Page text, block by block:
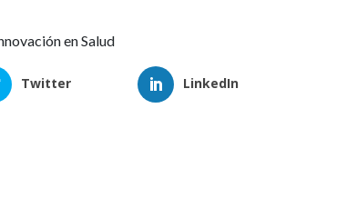
en Salud
Twitter LinkedIn